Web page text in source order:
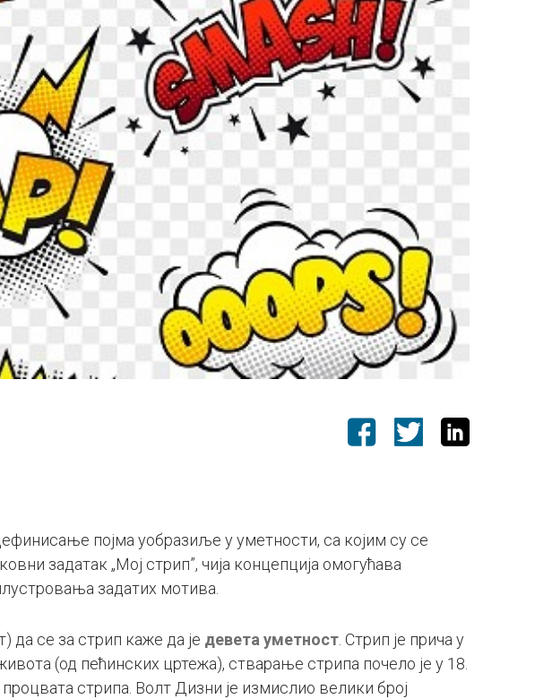
појма уобразиље у уметности, са којим су се
задатак „Мој стрип”, чија концепција омогућава
задатих мотива.
да се за стрип каже да је девета уметност . Стрип је прича у
(од пећинских цртежа), стварање стрипа почело је у 18.
стрипа. Волт Дизни је измислио велики број